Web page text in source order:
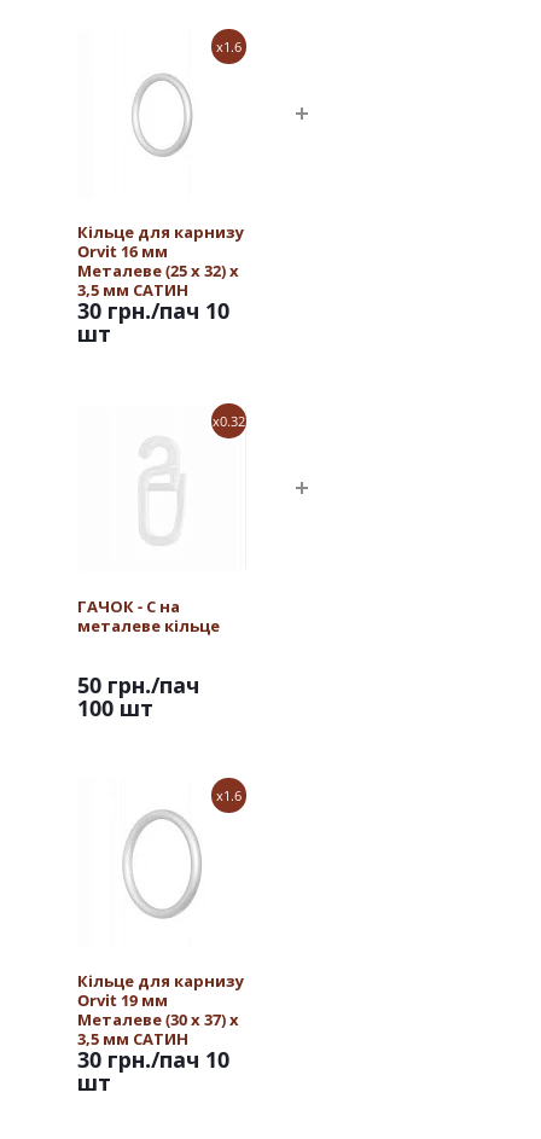
x1.6
Кільце для карнизу
Orvit 16 мм
Металеве (25 х 32) х
3,5 мм САТИН
30 грн./пач 10
шт
x0.32
ГАЧОК - С на
металеве кільце
50 грн./пач
100 шт
x1.6
Кільце для карнизу
Orvit 19 мм
Металеве (30 х 37) х
3,5 мм САТИН
30 грн./пач 10
шт